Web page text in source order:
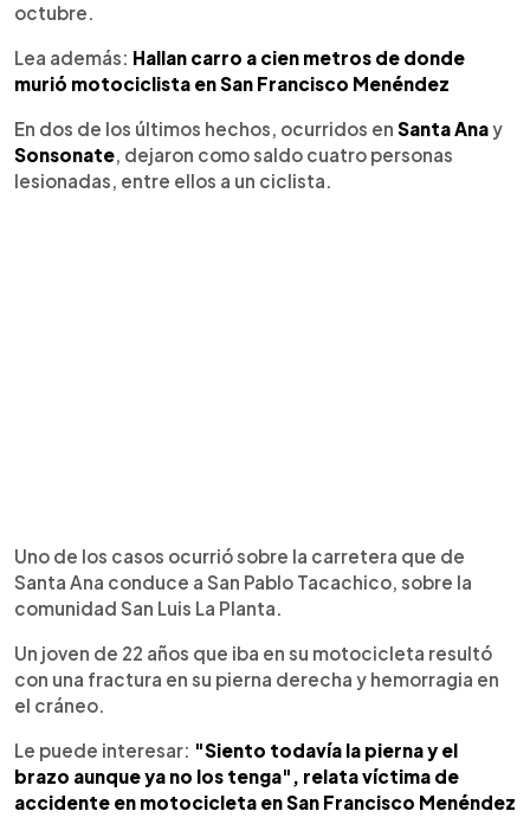
octubre.
Lea además: Hallan carro a cien metros de donde
murió motociclista en San Francisco Menéndez
En dos de los últimos hechos, ocurridos en Santa Anay
Sonsonate, dejaron como saldo cuatro personas
lesionadas, entre ellos a un ciclista.
Uno de los casos ocurrió sobre la carretera que de
Santa Ana conduce a San Pablo Tacachico, sobre la
comunidad San Luis La Planta.
Un joven de 22 años que iba en su motocicleta resultó
con una fractura en su pierna derecha y hemorragia en
el cráneo.
Le puede interesar: "Siento todavía la pierna y el
brazo aunque ya no los tenga", relata víctima de
accidente en motocicleta en San Francisco Menéndez